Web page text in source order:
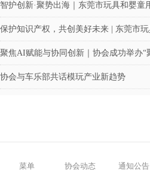
协会与车乐部共话模玩产业新趋势
菜单 协会动态 通知公告